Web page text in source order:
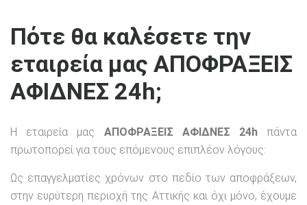
Πότε θα καλέσετε την
εταιρεία μας ΑΠΟΦΡΑΞΕΙΣ
ΑΦΙΔΝΕΣ 24h;
Η εταιρεία μας ΑΠΟΦΡΑΞΕΙΣ ΑΦΙΔΝΕΣ 24hπάντα
πρωτοπορεί για τους επόμενους επιπλέον λόγους:
Ως επαγγελματίες χρόνων στο πεδίο των αποφράξεων,
στην ευρύτερη περιοχή της Αττικής και όχι μόνο, έχουμε